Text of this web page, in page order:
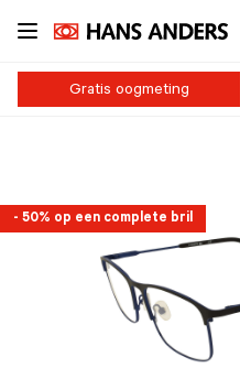
Ga
naar
inhoud
Gratis oogmeting
- 50% op een complete bril